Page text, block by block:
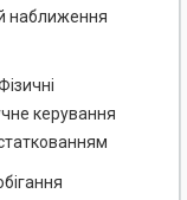
наближення
керування